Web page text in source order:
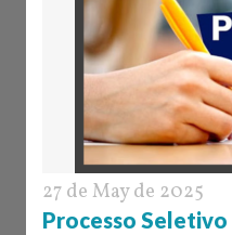
27 de May de 2025
Processo Seletivo